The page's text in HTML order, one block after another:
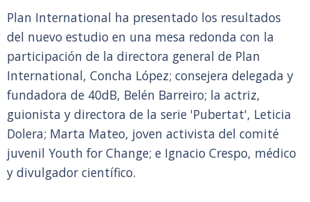
Plan International ha presentado los resultados
del nuevo estudio en una mesa redonda con la
participación de la directora general de Plan
International, Concha López; consejera delegada y
fundadora de 40dB, Belén Barreiro; la actriz,
guionista y directora de la serie 'Pubertat', Leticia
Dolera; Marta Mateo, joven activista del comité
juvenil Youth for Change; e Ignacio Crespo, médico
y divulgador científico.